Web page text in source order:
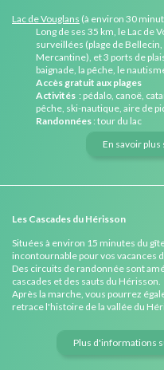
Lac de Vouglans (à environ 30
Long de ses 35 km, le Lac de
surveillées (plage de Bellecin,
Mercantine), et 3 ports de
baignade, la pêche, le
Accès gratuit aux plages
Activités : pédalo, canoë,
pêche, ski-nautique, aire de
Randonnées : tour du lac
En savoir plus
Les Cascades du Hérisson
Situées à environ 15 minutes du
incontournable pour vos vacances
Des circuits de randonnée sont
cascades et des sauts du Hérisson.
Après la marche, vous pourrez
retrace l'histoire de la vallée du
Plus d'informations